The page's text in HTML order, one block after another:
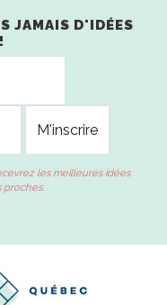
JAMAIS D'IDÉES
les meilleures idées
proches.